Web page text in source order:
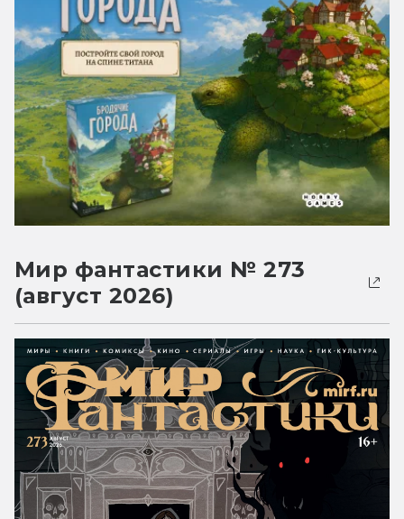
Мир фантастики № 273
(август 2026)